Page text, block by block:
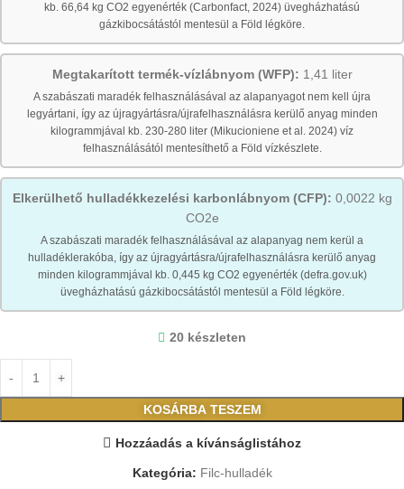
kb. 66,64 kg CO2 egyenérték (Carbonfact, 2024) üvegházhatású
gázkibocsátástól mentesül a Föld légköre.
Megtakarított termék-vízlábnyom (WFP): 1,41 liter
A szabászati maradék felhasználásával az alapanyagot nem kell újra
legyártani, így az újragyártásra/újrafelhasználásra kerülő anyag minden
kilogrammjával kb. 230-280 liter (Mikucioniene et al. 2024) víz
felhasználásától mentesíthető a Föld vízkészlete.
Elkerülhető hulladékkezelési karbonlábnyom (CFP): 0,0022 kg
CO2e
A szabászati maradék felhasználásával az alapanyag nem kerül a
hulladéklerakóba, így az újragyártásra/újrafelhasználásra kerülő anyag
minden kilogrammjával kb. 0,445 kg CO2 egyenérték (defra.gov.uk)
üvegházhatású gázkibocsátástól mentesül a Föld légköre.
20 készleten
KOSÁRBA TESZEM
Hozzáadás a kívánságlistához
Kategória: Filc-hulladék